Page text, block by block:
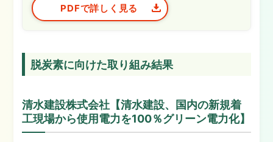
PDFで詳しく見る
脱炭素に向けた取り組み結果
清水建設株式会社【清水建設、国内の新規着
工現場から使用電力を100％グリーン電力化】